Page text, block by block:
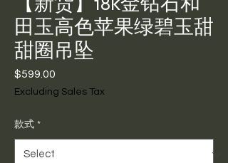
田玉高色苹果绿碧玉甜
甜圈吊坠
$599.00
Excluding Sales Tax
款式 *